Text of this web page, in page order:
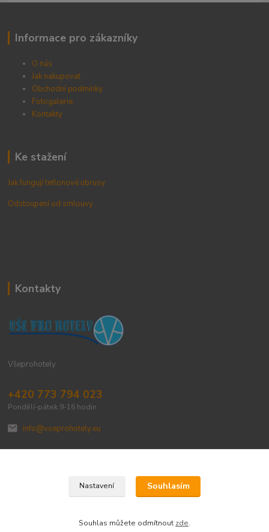
Informace pro zákazníky
O nás
Jak nakupovat
Obchodní podmínky
Fotogalerie
Kontakty
Ke stažení
Jak fungují teflonové ubrusy
Odstoupení od smlouvy
Kontakty
Všeprohotely
+420 773 794 023
Pondělí-pátek 9-16 hodin
info@vseprohotely.eu
Upravit sběr cookies.
Nastavení Souhlasím
Souhlas můžete odmítnout zde.